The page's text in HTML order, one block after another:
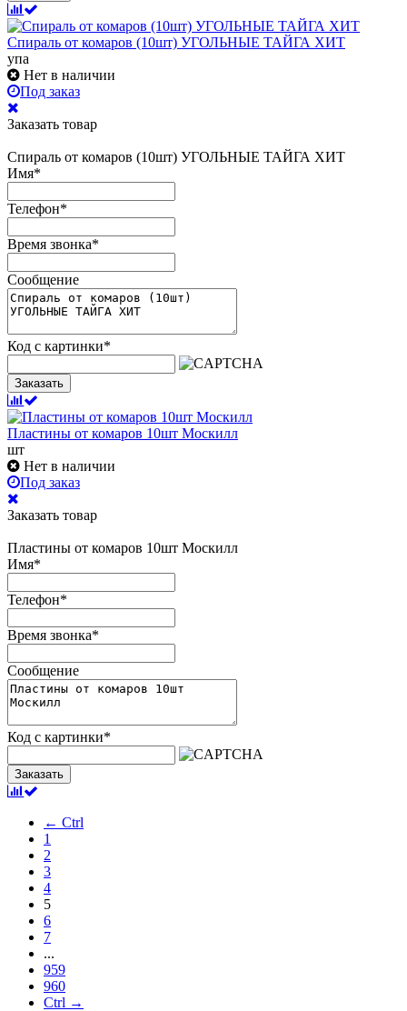
Спираль от комаров (10шт) УГОЛЬНЫЕ ТАЙГА ХИТ
упа
Нет в наличии
Под заказ
Заказать товар
Спираль от комаров (10шт) УГОЛЬНЫЕ ТАЙГА ХИТ
Имя*
Телефон*
Время звонка*
Сообщение
Код с картинки*
Заказать
Пластины от комаров 10шт Москилл
шт
Нет в наличии
Под заказ
Заказать товар
Пластины от комаров 10шт Москилл
Имя*
Телефон*
Время звонка*
Сообщение
Код с картинки*
Заказать
← Ctrl
1
2
3
4
5
6
7
...
959
960
Ctrl →